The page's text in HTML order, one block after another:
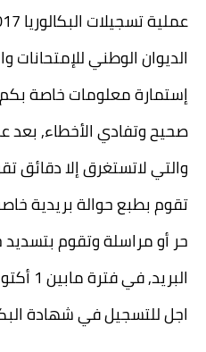
الديوان الوطني
إستمارة معلومات خاصة
صحيح وتفادي الأخطاء, بعد
والتي لاتستغرق إلا دقائق
تقوم بطبع حوالة بريدية
حر أو مراسلة وتقوم
اجل للتسجيل في شهادة البكالوريا 2017